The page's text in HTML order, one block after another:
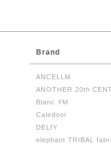
Brand
ANCELLM
ANOTHER 20th
Blanc YM
Caledoor
DELIY
elephant TRIBAL